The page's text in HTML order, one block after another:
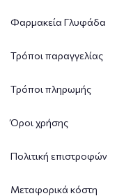
Φαρμακεία Γλυφάδα
Τρόποι παραγγελίας
Τρόποι πληρωμής
Όροι χρήσης
Πολιτική επιστροφών
Μεταφορικά κόστη